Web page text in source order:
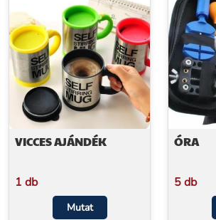
VICCES AJÁNDÉK
1 db
Mutat
ÓRA
5 db